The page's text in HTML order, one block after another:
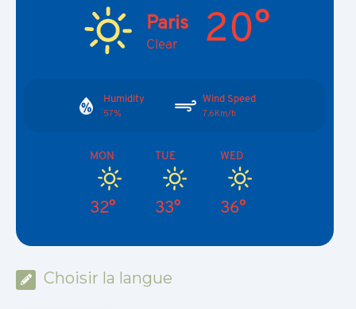
Paris
Clear 20°
Humidity
57%
Wind Speed
7.6Km/h
MON
32°
TUE
33°
WED
36°
Choisir la langue